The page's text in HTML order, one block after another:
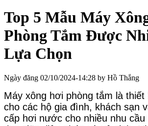
Top 5 Mẫu Máy
Phòng Tắm Được
Lựa Chọn
Ngày đăng 02/10/2024-14:28 by Hồ Thắng
Máy xông hơi phòng tắm là thiết
cho các hộ gia đình, khách sạn
cấp hơi nước cho nhiều nhu